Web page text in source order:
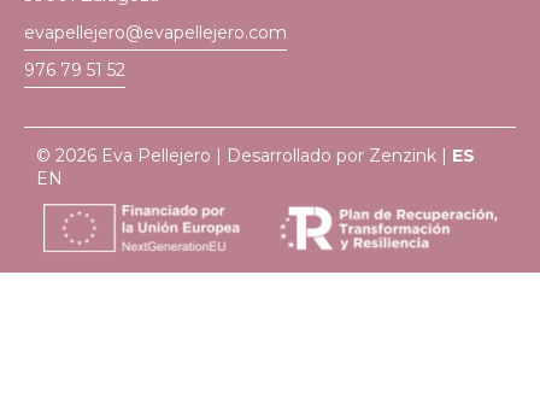
evapellejero@evapellejero.com
976 79 51 52
© 2026 Eva Pellejero | Desarrollado por Zenzink | ES
EN